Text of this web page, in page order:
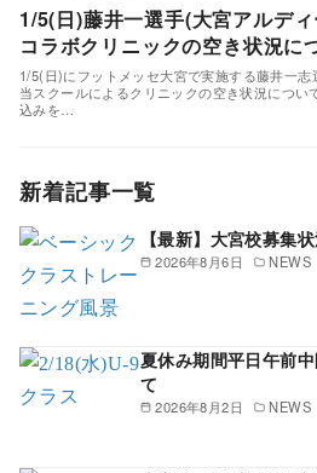
1/5(日)藤井一選手(大宮アルデ
コラボクリニックの空き状況に
1/5(日)にフットメッセ大宮で実施する藤井一
当スクールによるクリニックの空き状況につい
込みを…
新着記事一覧
2026年8月6日 NEWS
【最新】大宮校募集
2026年8月2日 NEWS
夏休み期間平日午前
て